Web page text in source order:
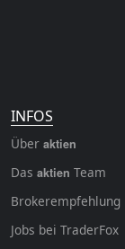
INFOS
Über aktien
Das aktien Team
Brokerempfehlung
Jobs bei TraderFox